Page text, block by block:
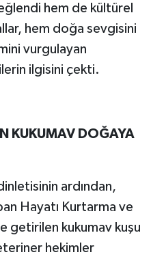
hem de kültürel
hem doğa sevgisini
vurgulayan
ilgisini çekti.
KUKUMAV DOĞAYA
ardından,
Hayatı Kurtarma ve
getirilen kukumav kuşu
hekimler